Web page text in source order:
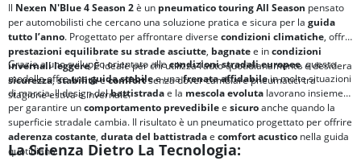
Il Nexen N'Blue 4 Season 2è un pneumatico touring All Season pensato
per automobilisti che cercano una soluzione pratica e sicura per la guida
tutto l’anno. Progettato per affrontare diverse condizioni climatiche, offre
prestazioni equilibrate su strade asciutte, bagnatee incondizioni
invernali leggere. È ideale per chi utilizza l’auto quotidianamente e desidera
sicurezza,stabilitàecomfortsenza dover cambiare pneumatici tra
stagione estiva e invernale.
Grazie a uno sviluppo orientato allecondizioni stradali europee, questo
modello offre unaguida stabilee unafrenata affidabilein molte situazioni
di marcia. Il design delbattistradae la mescola evoluta lavorano insieme
per garantire uncomportamento prevedibilee sicuroanche quando la
superficie stradale cambia. Il risultato è un pneumatico progettato per offrire
aderenza costante, durata del battistradae comfort acustico nella guida
quotidiana.
La Scienza Dietro La Tecnologia: